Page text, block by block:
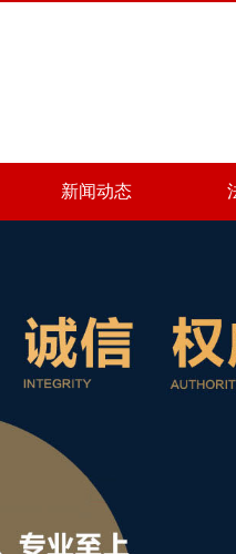
新闻动态